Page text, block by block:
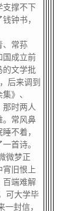
支撑不下
钟书，
、常荪
国成立前
的文学批
后来调到
》、
那时两人
。常风鼻
不着，
首诗。
微梦正
宵旧恨上
百端难解
可大学毕
封信，